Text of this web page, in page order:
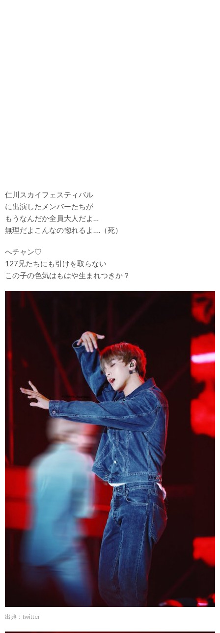
仁川スカイフェスティバル
に出演したメンバーたちが
もうなんだか全員大人だよ…
無理だよこんなの惚れるよ….（死）
へチャン♡
127兄たちにも引けを取らない
この子の色気はもはや生まれつきか？
出典：twitter